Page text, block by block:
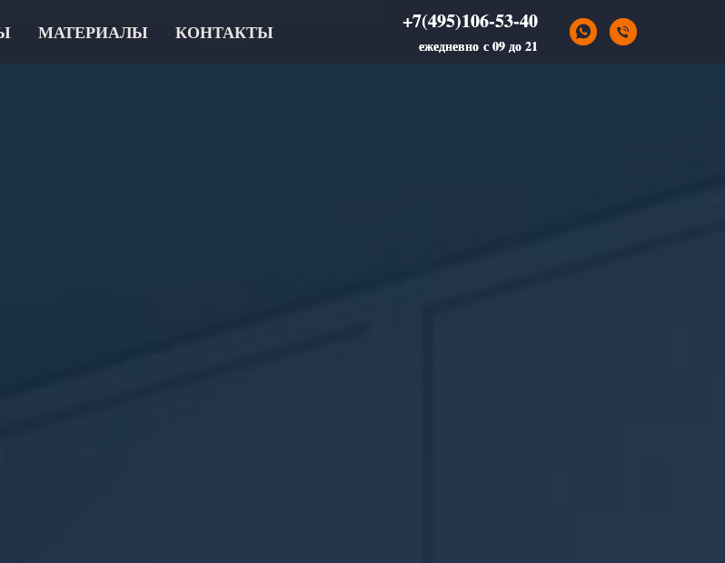
МАТЕРИАЛЫ КОНТАКТЫ +7(495)106-53-40
ежедневно с 09 до 21
+7(495)106-53-40
ежедневно с 09 до 21